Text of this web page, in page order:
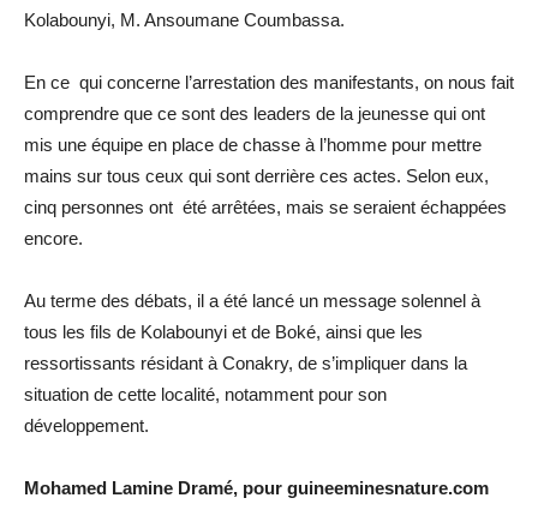
Kolabounyi, M. Ansoumane Coumbassa.
En ce qui concerne l’arrestation des manifestants, on nous fait
comprendre que ce sont des leaders de la jeunesse qui ont
mis une équipe en place de chasse à l’homme pour mettre
mains sur tous ceux qui sont derrière ces actes. Selon eux,
cinq personnes ont été arrêtées, mais se seraient échappées
encore.
Au terme des débats, il a été lancé un message solennel à
tous les fils de Kolabounyi et de Boké, ainsi que les
ressortissants résidant à Conakry, de s’impliquer dans la
situation de cette localité, notamment pour son
développement.
Mohamed Lamine Dramé, pour guineeminesnature.com